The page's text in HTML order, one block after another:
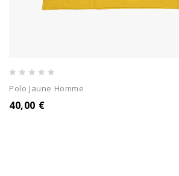
out
of
Polo Jaune Homme
40,00 €